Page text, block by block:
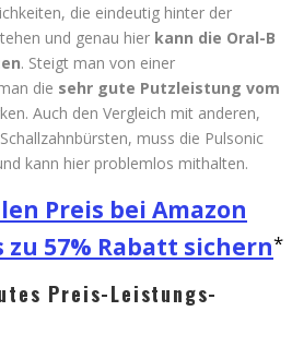
die eindeutig hinter der
und genau hier kann die Oral-B
. Steigt man von einer
die sehr gute Putzleistung vom
Auch den Vergleich mit anderen,
muss die Pulsonic
kann hier problemlos mithalten.
Preis bei Amazon
57% Rabatt sichern
Preis-Leistungs-